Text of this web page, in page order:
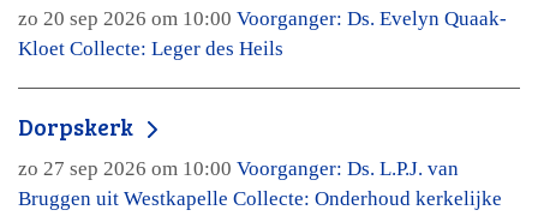
zo 20 sep 2026 om 10:00 Voorganger: Ds. Evelyn Quaak-
Kloet Collecte: Leger des Heils
Dorpskerk
zo 27 sep 2026 om 10:00 Voorganger: Ds. L.P.J. van
Bruggen uit Westkapelle Collecte: Onderhoud kerkelijke